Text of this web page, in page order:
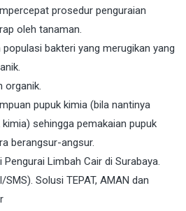
prosedur penguraian
oleh tanaman.
bakteri yang merugikan yang
organik.
pupuk kimia (bila nantinya
sehingga pemakaian pupuk
berangsur-angsur.